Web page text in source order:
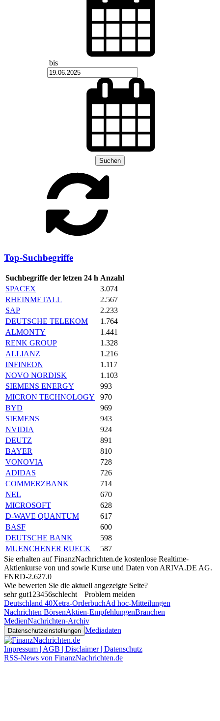
bis
Suchen
Top-Suchbegriffe
Suchbegriffe der letzen 24 h Anzahl
SPACEX
3.074
RHEINMETALL
2.567
SAP
2.233
DEUTSCHE TELEKOM
1.764
ALMONTY
1.441
RENK GROUP
1.328
ALLIANZ
1.216
INFINEON
1.117
NOVO NORDISK
1.103
SIEMENS ENERGY
993
MICRON TECHNOLOGY
970
BYD
969
SIEMENS
943
NVIDIA
924
DEUTZ
891
BAYER
810
VONOVIA
728
ADIDAS
726
COMMERZBANK
714
NEL
670
MICROSOFT
628
D-WAVE QUANTUM
617
BASF
600
DEUTSCHE BANK
598
MUENCHENER RUECK
587
Sie erhalten auf FinanzNachrichten.de kostenlose Realtime-
Aktienkurse von und sowie Kurse und Daten von ARIVA.DE AG.
FNRD-2.627.0
Wie bewerten Sie die aktuell angezeigte Seite?
sehr gut1 23456schlecht
Problem melden
Deutschland 40Xetra-OrderbuchAd hoc-Mitteilungen
Nachrichten BörsenAktien-EmpfehlungenBranchen
MedienNachrichten-Archiv
Datenschutzeinstellungen Mediadaten
Impressum | AGB | Disclaimer | Datenschutz
RSS-News von FinanzNachrichten.de